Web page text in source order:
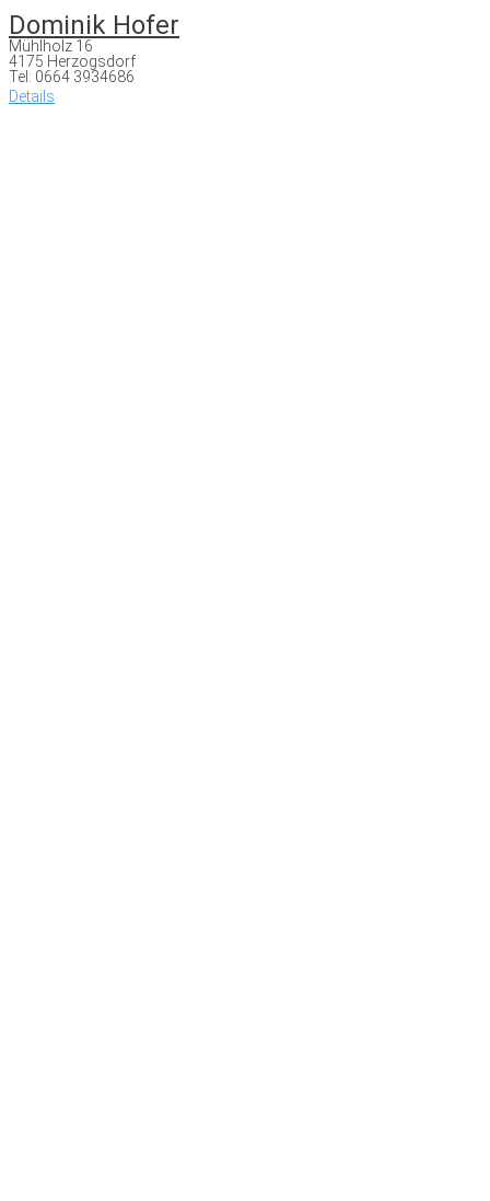
Dominik Hofer
Mühlholz 16
4175 Herzogsdorf
Tel: 0664 3934686
Details